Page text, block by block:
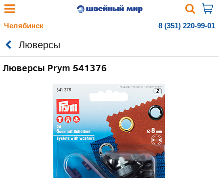
Челябинск 8 (351) 220-99-01
Люверсы
Люверсы Prym 541376